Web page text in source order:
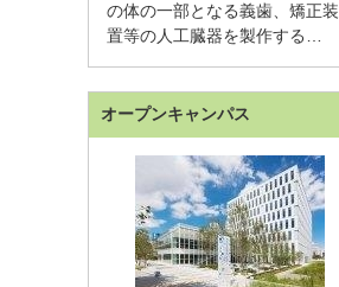
の体の一部となる義歯、矯正装
置等の人工臓器を製作する…
オープンキャンパス